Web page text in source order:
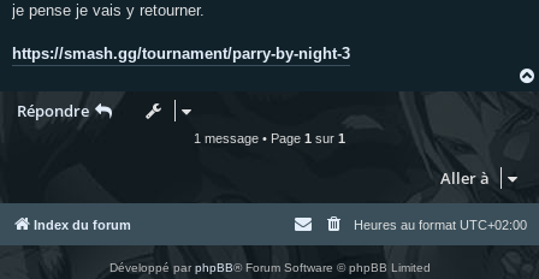
je pense je vais y retourner.
https://smash.gg/tournament/parry-by-night-3
Répondre
1 message • Page 1 sur 1
Aller à
Index du forum Heures au format UTC+02:00
Développé parphpBB® Forum Software © phpBB Limited